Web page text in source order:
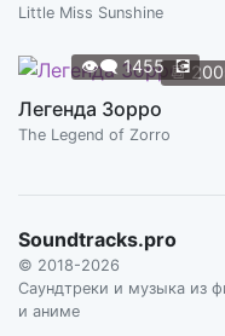
Little Miss Sunshine
📆
👁️‍🗨️ 1455 💽
Легенда Зорро
The Legend of Zorro
Soundtracks.pro
© 2018-2026
Саундтреки и музыка из
и аниме